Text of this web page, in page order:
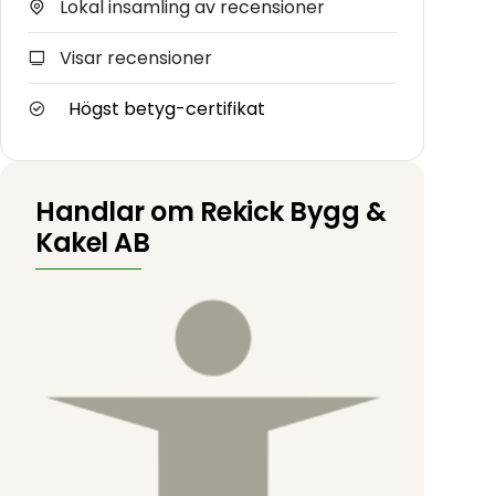
Lokal insamling av recensioner
Visar recensioner
Högst betyg-certifikat
Handlar om Rekick Bygg &
Kakel AB